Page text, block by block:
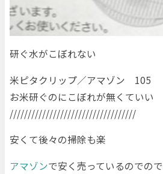
研ぐ水がこぼれない
米ピタクリップ／アマゾン 105
お米研ぐのにこぼれが無くていい
///////////////////////////////////
安くて後々の掃除も楽
アマゾンで安く売っているのでので